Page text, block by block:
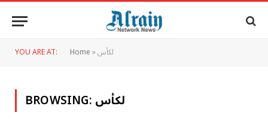
YOU ARE AT: Home»لكأس
BROWSING:لكأس